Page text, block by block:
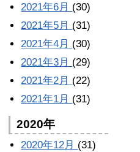
2021年6月 (30)
2021年5月 (31)
2021年4月 (30)
2021年3月 (29)
2021年2月 (22)
2021年1月 (31)
2020年
2020年12月 (31)